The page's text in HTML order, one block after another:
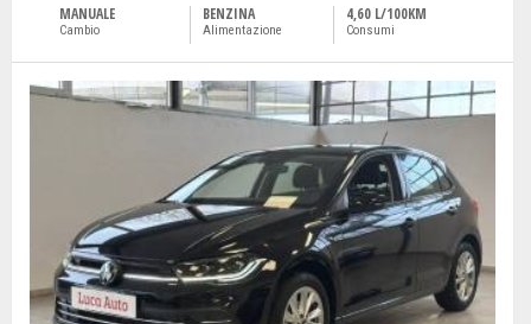
MANUALE
Cambio
BENZINA
Alimentazione
4,60 L/100KM
Consumi